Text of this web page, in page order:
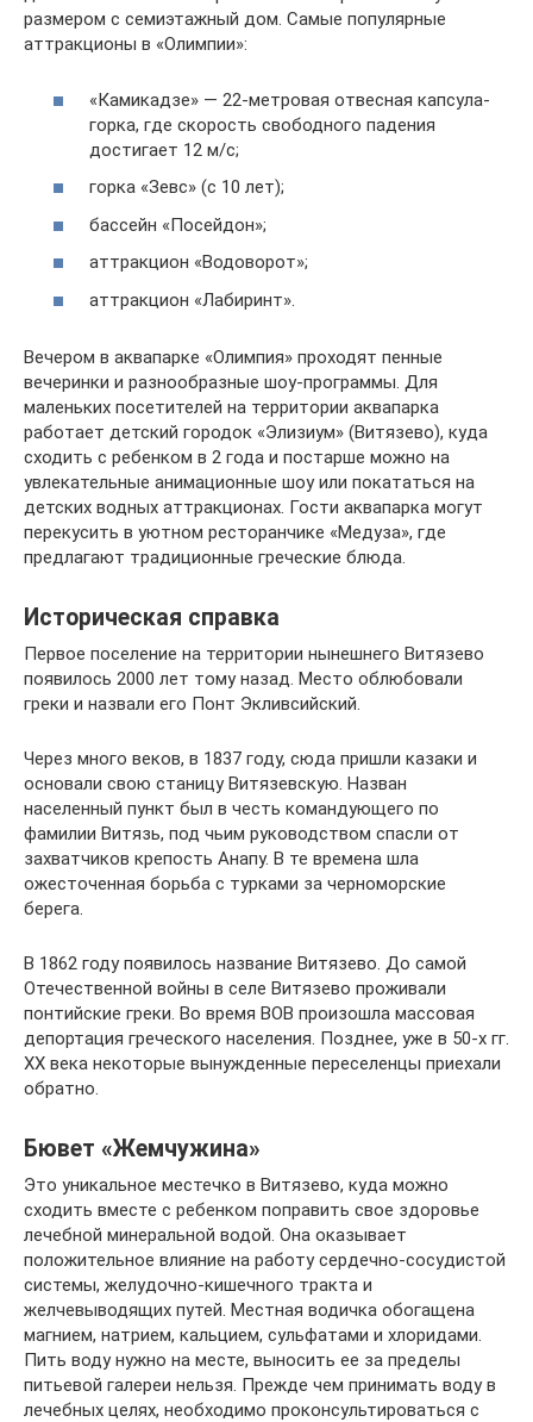
размером с семиэтажный дом. Самые популярные
аттракционы в «Олимпии»:
«Камикадзе» — 22-метровая отвесная капсула-
горка, где скорость свободного падения
достигает 12 м/с;
горка «Зевс» (с 10 лет);
бассейн «Посейдон»;
аттракцион «Водоворот»;
аттракцион «Лабиринт».
Вечером в аквапарке «Олимпия» проходят пенные
вечеринки и разнообразные шоу-программы. Для
маленьких посетителей на территории аквапарка
работает детский городок «Элизиум» (Витязево), куда
сходить с ребенком в 2 года и постарше можно на
увлекательные анимационные шоу или покататься на
детских водных аттракционах. Гости аквапарка могут
перекусить в уютном ресторанчике «Медуза», где
предлагают традиционные греческие блюда.
Историческая справка
Первое поселение на территории нынешнего Витязево
появилось 2000 лет тому назад. Место облюбовали
греки и назвали его Понт Экливсийский.
Через много веков, в 1837 году, сюда пришли казаки и
основали свою станицу Витязевскую. Назван
населенный пункт был в честь командующего по
фамилии Витязь, под чьим руководством спасли от
захватчиков крепость Анапу. В те времена шла
ожесточенная борьба с турками за черноморские
берега.
В 1862 году появилось название Витязево. До самой
Отечественной войны в селе Витязево проживали
понтийские греки. Во время ВОВ произошла массовая
депортация греческого населения. Позднее, уже в 50-х гг.
XX века некоторые вынужденные переселенцы приехали
обратно.
Бювет «Жемчужина»
Это уникальное местечко в Витязево, куда можно
сходить вместе с ребенком поправить свое здоровье
лечебной минеральной водой. Она оказывает
положительное влияние на работу сердечно-сосудистой
системы, желудочно-кишечного тракта и
желчевыводящих путей. Местная водичка обогащена
магнием, натрием, кальцием, сульфатами и хлоридами.
Пить воду нужно на месте, выносить ее за пределы
питьевой галереи нельзя. Прежде чем принимать воду в
лечебных целях, необходимо проконсультироваться с